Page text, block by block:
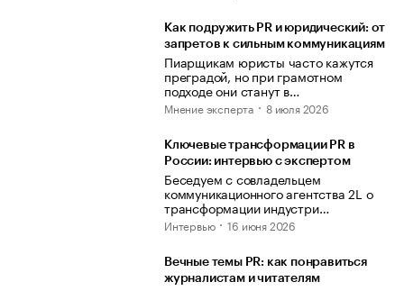
Как подружить PR и юридический: от
запретов к сильным коммуникациям
Пиарщикам юристы часто кажутся
преградой, но при грамотном
подходе они станут в…
Мнение эксперта 8 июля 2026
Ключевые трансформации PR в
России: интервью с экспертом
Беседуем с совладельцем
коммуникационного агентства 2L о
трансформации индустри…
Интервью 16 июня 2026
Вечные темы PR: как понравиться
журналистам и читателям